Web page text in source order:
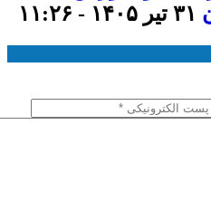
۳۱ تیر ۱۴۰۵ - ۱۱:۲۶